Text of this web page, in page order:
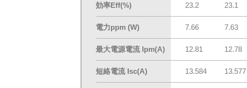
効率Eff(%) 23.2 23.1
電力ppm (W) 7.66 7.63
最大電源電流 lpm(A) 12.81 12.78
短絡電流 Isc(A) 13.584 13.577